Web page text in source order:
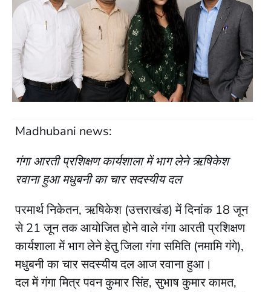
Madhubani news:
गंगा आरती प्रशिक्षण कार्यशाला में भाग लेने ऋषिकेश
रवाना हुआ मधुबनी का चार सदस्यीय दल
परमार्थ निकेतन, ऋषिकेश (उत्तराखंड) में दिनांक 18 जून
से 21 जून तक आयोजित होने वाले गंगा आरती प्रशिक्षण
कार्यशाला में भाग लेने हेतु जिला गंगा समिति (नमामि गंगे),
मधुबनी का चार सदस्यीय दल आज रवाना हुआ।
दल में गंगा मित्र पवन कुमार सिंह, सुभाष कुमार कामत,